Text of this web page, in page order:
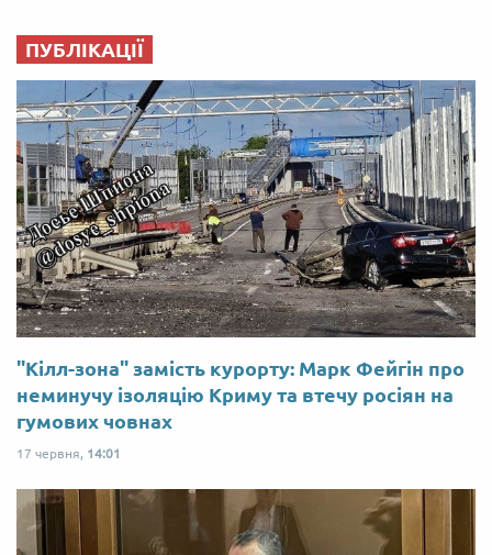
ПУБЛІКАЦІЇ
"Кілл-зона" замість курорту: Марк Фейгін про
неминучу ізоляцію Криму та втечу росіян на
гумових човнах
17 червня, 14:01